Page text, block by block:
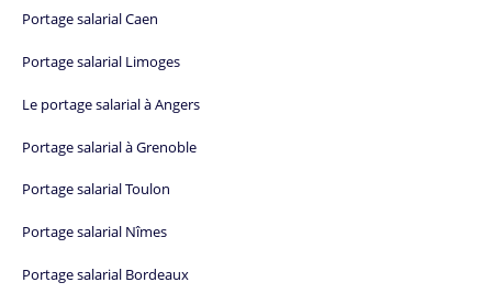
Portage salarial Caen
Portage salarial Limoges
Le portage salarial à Angers
Portage salarial à Grenoble
Portage salarial Toulon
Portage salarial Nîmes
Portage salarial Bordeaux